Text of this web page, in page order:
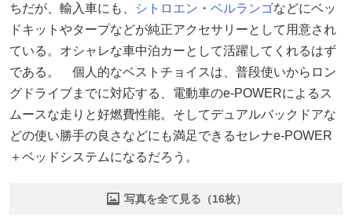
ちだが、輸入車にも、
シトロエン ・ ベルランゴなどにベッ
ドキットやタープなどが純正アクセサリーとして用意され
ている。オシャレな車中泊カーとして活躍してくれるはず
である。 個人的なベストチョイスは、普段使いからロン
グドライブまでに対応する、電動車のe-POWERによるス
ムースな走りと好燃費性能。そしてデュアルバックドアな
どの使い勝手の良さなどにも満足できるセレナe-POWER
＋ベッドシステムになるだろう。
写真を全て見る（16枚）